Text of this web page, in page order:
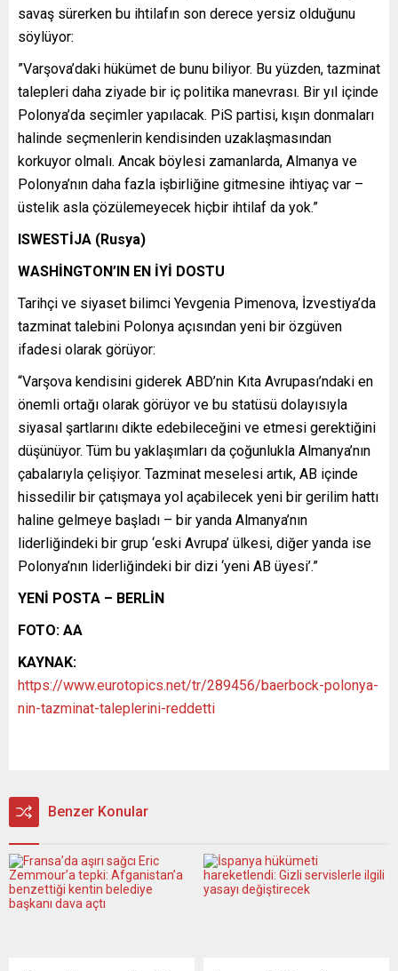
savaş sürerken bu ihtilafın son derece yersiz olduğunu
söylüyor:
”Varşova’daki hükümet de bunu biliyor. Bu yüzden, tazminat
talepleri daha ziyade bir iç politika manevrası. Bir yıl içinde
Polonya’da seçimler yapılacak. PiS partisi, kışın donmaları
halinde seçmenlerin kendisinden uzaklaşmasından
korkuyor olmalı. Ancak böylesi zamanlarda, Almanya ve
Polonya’nın daha fazla işbirliğine gitmesine ihtiyaç var –
üstelik asla çözülemeyecek hiçbir ihtilaf da yok.”
ISWESTİJA (Rusya)
WASHİNGTON’IN EN İYİ DOSTU
Tarihçi ve siyaset bilimci Yevgenia Pimenova, İzvestiya’da
tazminat talebini Polonya açısından yeni bir özgüven
ifadesi olarak görüyor:
“Varşova kendisini giderek ABD’nin Kıta Avrupası’ndaki en
önemli ortağı olarak görüyor ve bu statüsü dolayısıyla
siyasal şartlarını dikte edebileceğini ve etmesi gerektiğini
düşünüyor. Tüm bu yaklaşımları da çoğunlukla Almanya’nın
çabalarıyla çelişiyor. Tazminat meselesi artık, AB içinde
hissedilir bir çatışmaya yol açabilecek yeni bir gerilim hattı
haline gelmeye başladı – bir yanda Almanya’nın
liderliğindeki bir grup ‘eski Avrupa’ ülkesi, diğer yanda ise
Polonya’nın liderliğindeki bir dizi ‘yeni AB üyesi’.”
YENİ POSTA – BERLİN
FOTO: AA
KAYNAK:
https://www.eurotopics.net/tr/289456/baerbock-polonya-
nin-tazminat-taleplerini-reddetti
Benzer Konular